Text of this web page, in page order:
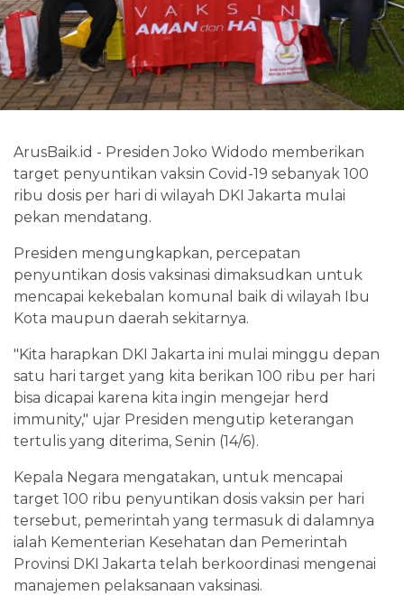
ArusBaik.id - Presiden Joko Widodo memberikan
target penyuntikan vaksin Covid-19 sebanyak 100
ribu dosis per hari di wilayah DKI Jakarta mulai
pekan mendatang.
Presiden mengungkapkan, percepatan
penyuntikan dosis vaksinasi dimaksudkan untuk
mencapai kekebalan komunal baik di wilayah Ibu
Kota maupun daerah sekitarnya.
"Kita harapkan DKI Jakarta ini mulai minggu depan
satu hari target yang kita berikan 100 ribu per hari
bisa dicapai karena kita ingin mengejar herd
immunity," ujar Presiden mengutip keterangan
tertulis yang diterima, Senin (14/6).
Kepala Negara mengatakan, untuk mencapai
target 100 ribu penyuntikan dosis vaksin per hari
tersebut, pemerintah yang termasuk di dalamnya
ialah Kementerian Kesehatan dan Pemerintah
Provinsi DKI Jakarta telah berkoordinasi mengenai
manajemen pelaksanaan vaksinasi.